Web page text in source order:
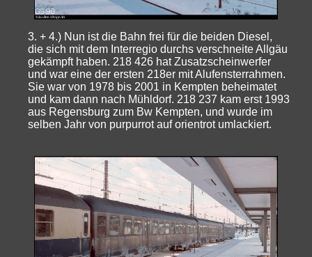
3. + 4.) Nun ist die Bahn frei für die beiden Diesel,
die sich mit dem Interregio durchs verschneite Allgäu
gekämpft haben. 218 426 hat Zusatzscheinwerfer
und war eine der ersten 218er mit Alufensterrahmen.
Sie war von 1978 bis 2001 in Kempten beheimatet
und kam dann nach Mühldorf. 218 237 kam erst 1993
aus Regensburg zum Bw Kempten, und wurde im
selben Jahr von purpurrot auf orientrot umlackiert.